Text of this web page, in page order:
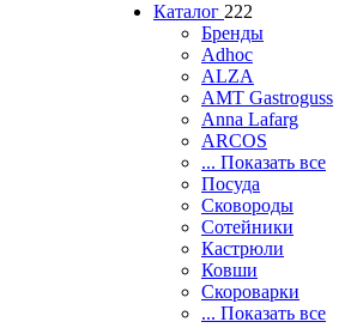
Каталог 222
Бренды
Adhoc
ALZA
AMT Gastroguss
Anna Lafarg
ARCOS
... Показать все
Посуда
Сковороды
Сотейники
Кастрюли
Ковши
Скороварки
... Показать все